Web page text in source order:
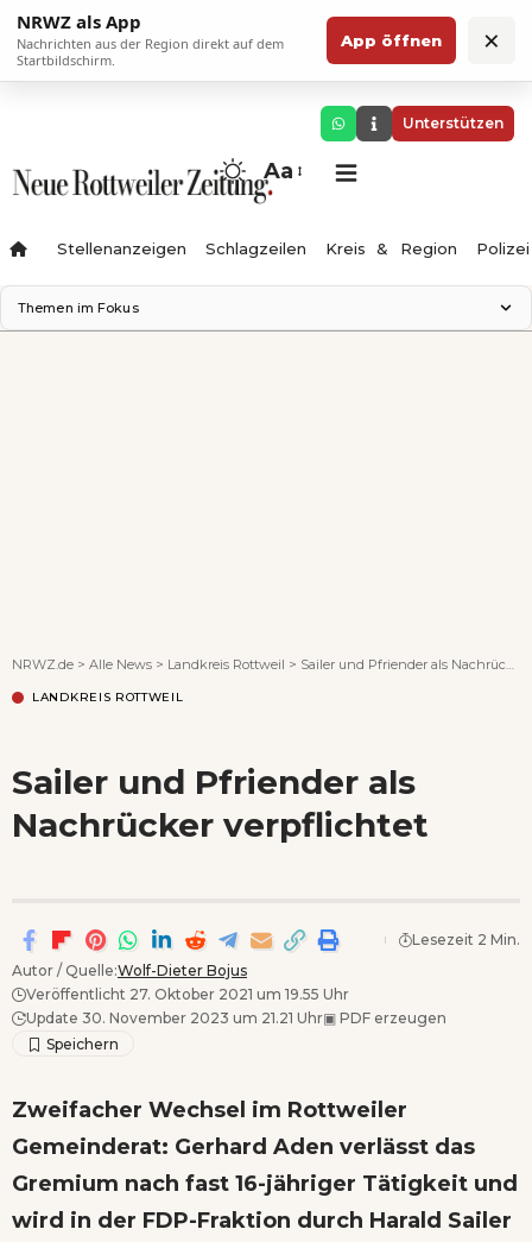
NRWZ als App
Nachrichten aus der Region direkt auf dem
Startbildschirm.
App öffnen ×
Unterstützen
Aa
Stellenanzeigen Schlagzeilen Kreis & Region Polizei
Themen im Fokus
NRWZ.de > Alle News > Landkreis Rottweil > Sailer und Pfriender als Nachrücker verpflichtet
LANDKREIS ROTTWEIL
Sailer und Pfriender als
Nachrücker verpflichtet
Autor / Quelle:Wolf-Dieter Bojus
Veröffentlicht 27. Oktober 2021 um 19.55 Uhr
Update 30. November 2023 um 21.21 Uhr▣ PDF erzeugen
Lesezeit 2 Min.
Zweifacher Wechsel im Rottweiler
Gemeinderat: Gerhard Aden verlässt das
Gremium nach fast 16-jähriger Tätigkeit und
wird in der FDP-Fraktion durch Harald Sailer